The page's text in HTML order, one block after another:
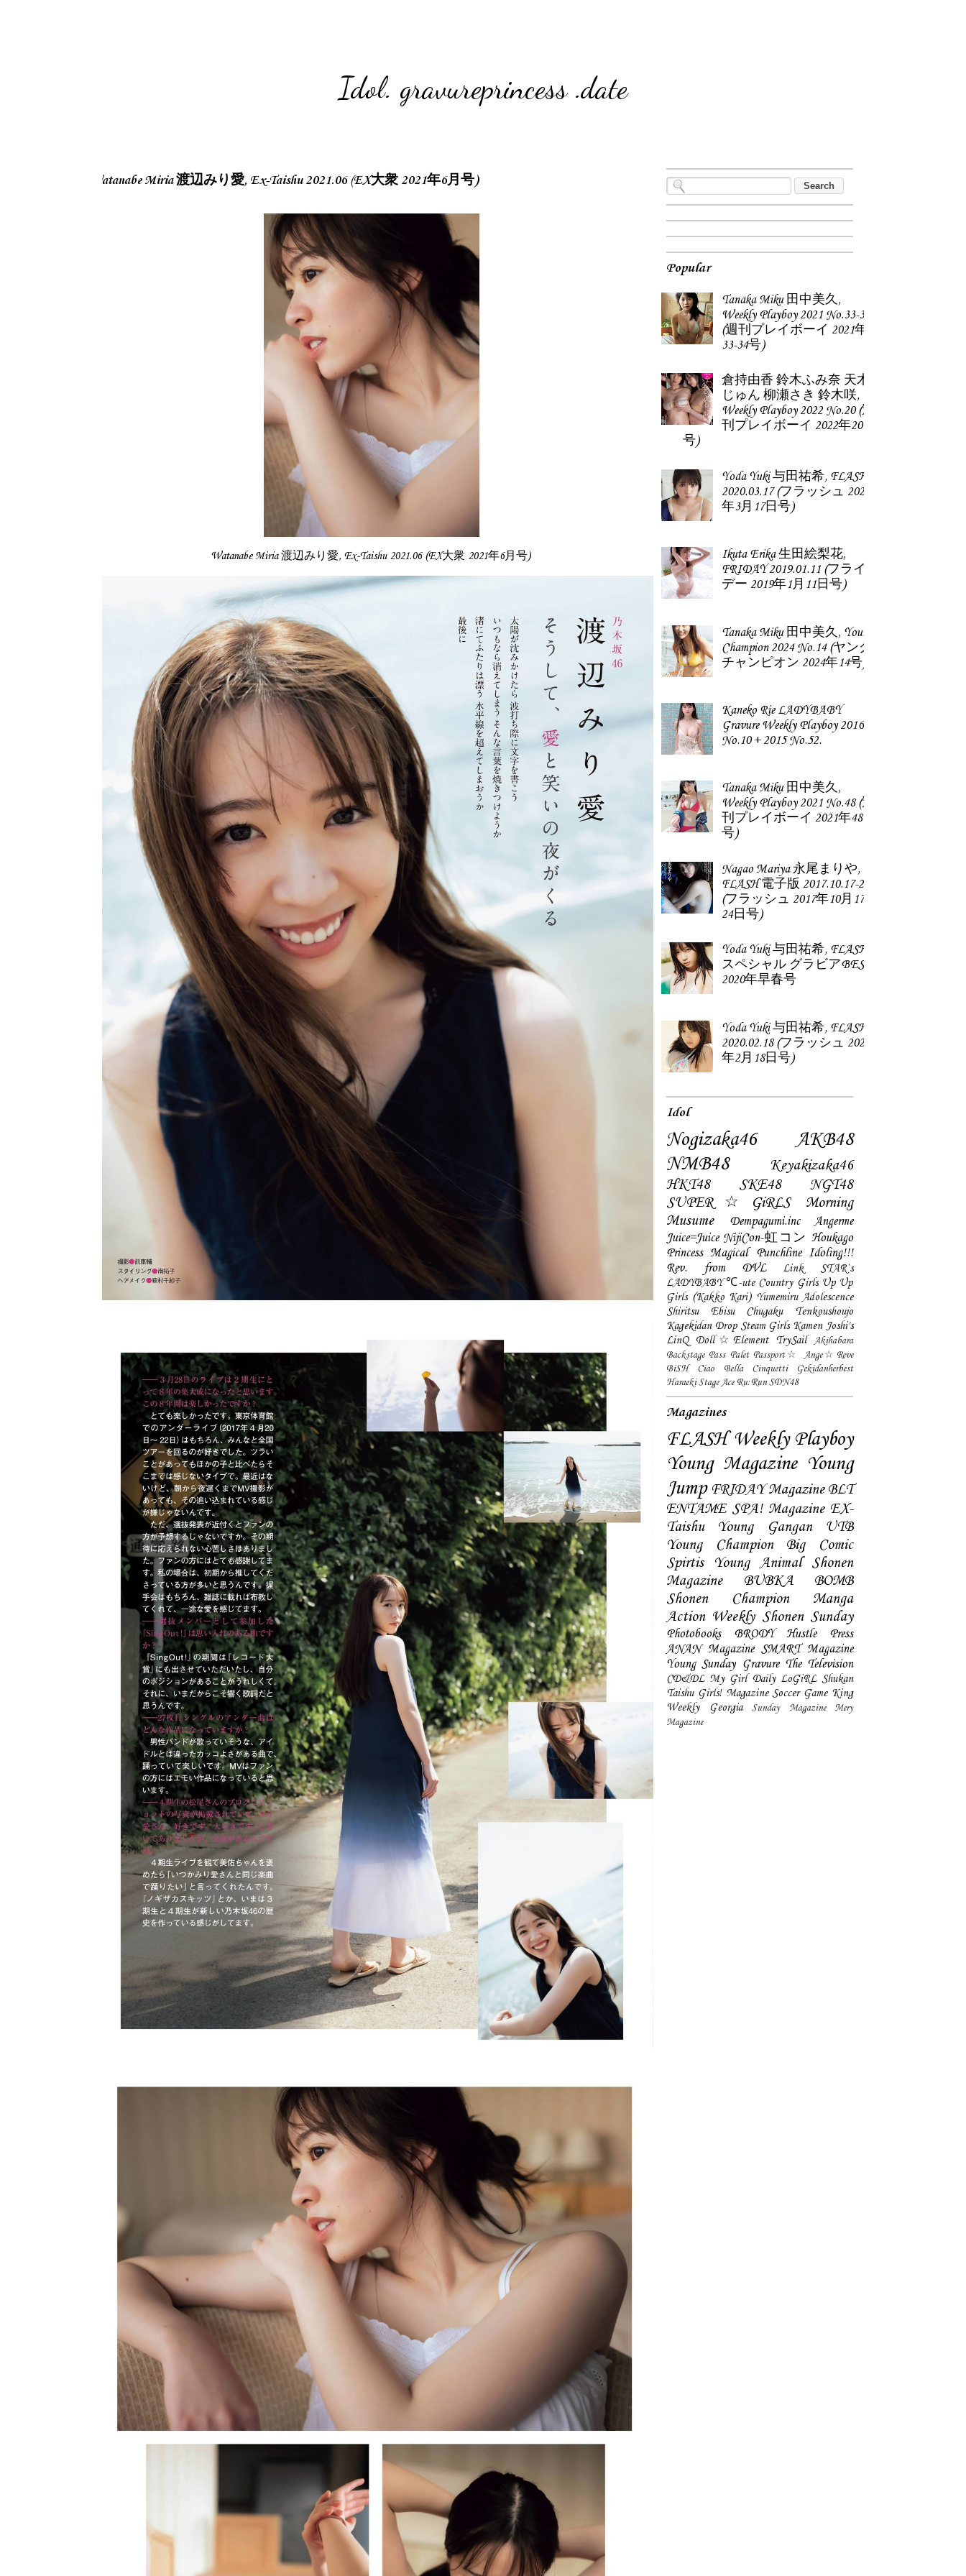
Idol. gravureprincess .date
Watanabe Miria 渡辺みり愛, Ex-Taishu 2021.06 (EX大衆 2021年6月号)
Watanabe Miria 渡辺みり愛, Ex-Taishu 2021.06 (EX大衆 2021年6月号)
Popular
Tanaka Miku 田中美久,
Weekly Playboy 2021 No.33-34
(週刊プレイボーイ 2021年
33-34号)
倉持由香 鈴木ふみ奈 天木
じゅん 柳瀬さき 鈴木咲,
Weekly Playboy 2022 No.20 (週
刊プレイボーイ 2022年20
号)
Yoda Yuki 与田祐希, FLASH
2020.03.17 (フラッシュ 2020
年3月17日号)
Ikuta Erika 生田絵梨花,
FRIDAY 2019.01.11 (フライ
デー 2019年1月11日号)
Tanaka Miku 田中美久, Young
Champion 2024 No.14 (ヤング
チャンピオン 2024年14号)
Kaneko Rie LADYBABY
Gravure Weekly Playboy 2016
No.10 + 2015 No.52.
Tanaka Miku 田中美久,
Weekly Playboy 2021 No.48 (週
刊プレイボーイ 2021年48
号)
Nagao Mariya 永尾まりや,
FLASH 電子版 2017.10.17-24
(フラッシュ 2017年10月17-
24日号)
Yoda Yuki 与田祐希, FLASH
スペシャル グラビアBEST
2020年早春号
Yoda Yuki 与田祐希, FLASH
2020.02.18 (フラッシュ 2020
年2月18日号)
Idol
Nogizaka46
AKB48
NMB48
Keyakizaka46
HKT48
SKE48
NGT48
SUPER☆GiRLS
Morning
Musume
Dempagumi.inc
Angerme
Juice=Juice NijiCon-虹コン Houkago
Princess Magical Punchline Idoling!!!
Rev. from DVL
Link STAR`s
LADYBABY ℃-ute Country Girls Up Up
Girls (Kakko Kari) Yumemiru Adolescence
Shiritsu Ebisu Chugaku
Tenkoushoujo
Kagekidan Drop Steam Girls Kamen Joshi's
LinQ Doll☆Element TrySail
Akihabara
Backstage Pass Palet Passport☆
Ange☆Reve
BiSH
Ciao Bella Cinquetti
Gekidanherbest
Haraeki Stage Ace Ru:Run SDN48
Magazines
FLASH Weekly Playboy
Young Magazine Young
Jump FRIDAY Magazine BLT
ENTAME SPA! Magazine EX-
Taishu
Young Gangan
UTB
Young Champion
Big Comic
Spirtis
Young Animal
Shonen
Magazine
BUBKA
BOMB
Shonen Champion
Manga
Action Weekly Shonen Sunday
Photobooks BRODY
Hustle Press
ANAN Magazine SMART Magazine
Young Sunday Gravure The Television
CD&DL My Girl Daily LoGiRL Shukan
Taishu Girls! Magazine Soccer Game King
Weekly Georgia
Sunday Magazine
Mery
Magazine